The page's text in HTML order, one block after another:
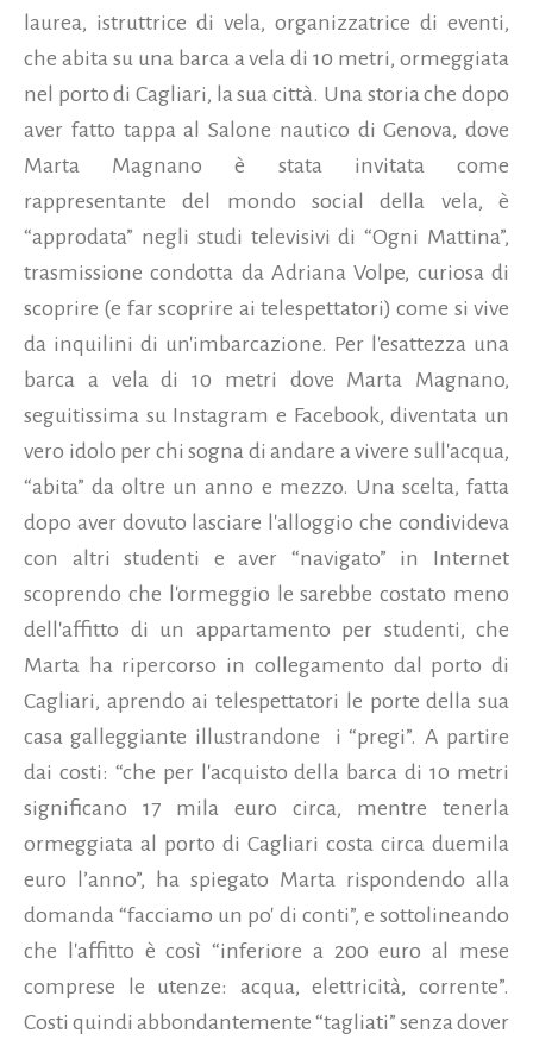
laurea, istruttrice di vela, organizzatrice di eventi,
che abita su una barca a vela di 10 metri, ormeggiata
nel porto di Cagliari, la sua città. Una storia che dopo
aver fatto tappa al Salone nautico di Genova, dove
Marta Magnano è stata invitata come
rappresentante del mondo social della vela, è
“approdata” negli studi televisivi di “Ogni Mattina”,
trasmissione condotta da Adriana Volpe, curiosa di
scoprire (e far scoprire ai telespettatori) come si vive
da inquilini di un'imbarcazione. Per l'esattezza una
barca a vela di 10 metri dove Marta Magnano,
seguitissima su Instagram e Facebook, diventata un
vero idolo per chi sogna di andare a vivere sull'acqua,
“abita” da oltre un anno e mezzo. Una scelta, fatta
dopo aver dovuto lasciare l'alloggio che condivideva
con altri studenti e aver “navigato” in Internet
scoprendo che l'ormeggio le sarebbe costato meno
dell'affitto di un appartamento per studenti, che
Marta ha ripercorso in collegamento dal porto di
Cagliari, aprendo ai telespettatori le porte della sua
casa galleggiante illustrandone i “pregi”. A partire
dai costi: “che per l'acquisto della barca di 10 metri
significano 17 mila euro circa, mentre tenerla
ormeggiata al porto di Cagliari costa circa duemila
euro l’anno”, ha spiegato Marta rispondendo alla
domanda “facciamo un po' di conti”, e sottolineando
che l'affitto è così “inferiore a 200 euro al mese
comprese le utenze: acqua, elettricità, corrente”.
Costi quindi abbondantemente “tagliati” senza dover